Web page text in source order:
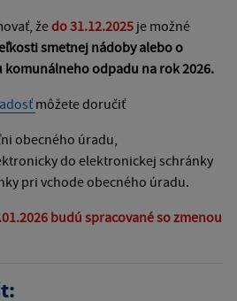
žedo 31.12.2025 je možné
smetnej nádoby alebo o
komunálneho odpadu na rok 2026.
môžete doručiť
obecného úradu,
do elektronickej schránky
pri vchode obecného úradu.
budú spracované so zmenou